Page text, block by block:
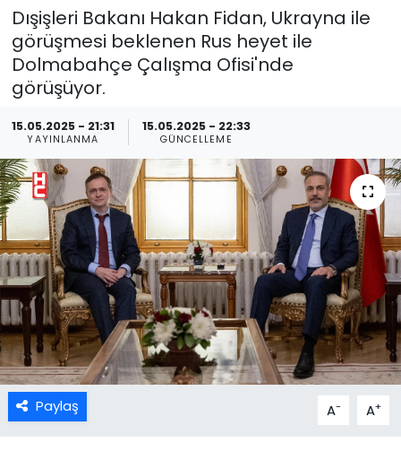
Dışişleri Bakanı Hakan Fidan, Ukrayna ile
görüşmesi beklenen Rus heyet ile
Dolmabahçe Çalışma Ofisi'nde
görüşüyor.
15.05.2025 - 21:31
YAYINLANMA
15.05.2025 - 22:33
GÜNCELLEME
Paylaş A- A+